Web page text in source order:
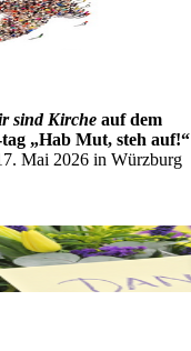
sind Kirche auf dem
g „Hab Mut, steh auf!“
Mai 2026 in Würzburg